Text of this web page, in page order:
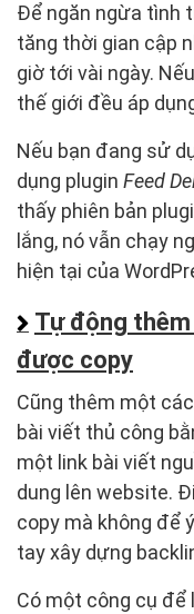
Để ngăn ngừa tình
tăng thời gian cập
giờ tới vài ngày.
thế giới đều áp
Nếu bạn đang sử
dụng plugin Feed
thấy phiên bản
lắng, nó vẫn chạy
hiện tại của
Tự động
được copy
Cũng thêm một
bài viết thủ công
một link bài viết
dung lên website.
copy mà không để
tay xây dựng
Có một công cụ